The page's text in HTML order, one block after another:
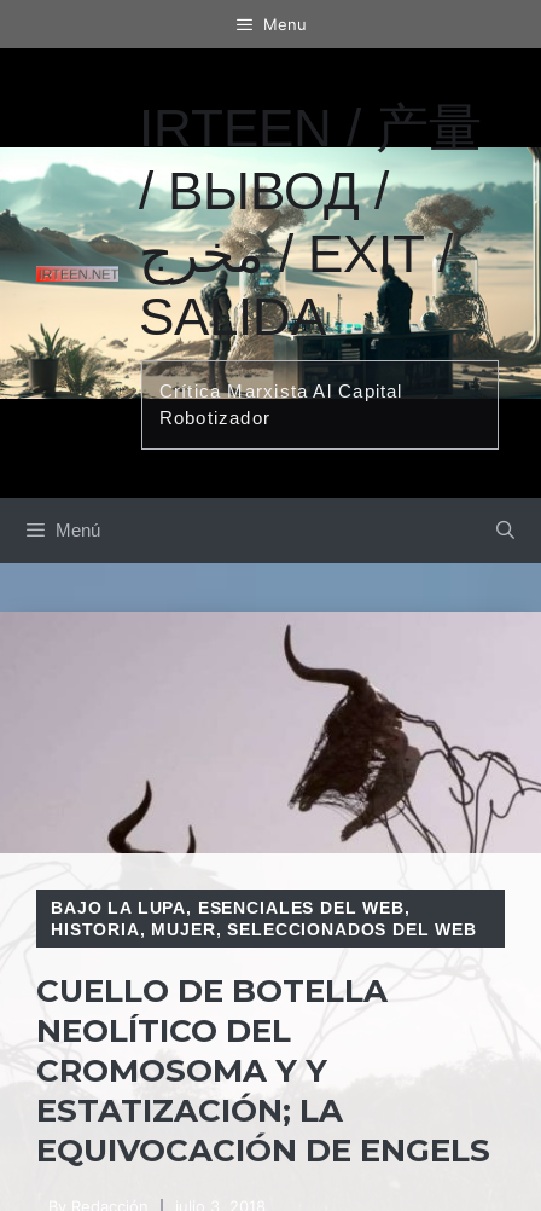
al
Menu
IRTEEN / 产量
/ ВЫВОД /
مخرج / EXIT /
SALIDA
Crítica Marxista Al Capital
Robotizador
Menú
BAJO LA LUPA, ESENCIALES DEL WEB,
HISTORIA, MUJER,SELECCIONADOS DEL WEB
CUELLO DE BOTELLA
NEOLÍTICO DEL
CROMOSOMA Y Y
ESTATIZACIÓN; LA
EQUIVOCACIÓN DE ENGELS
Redacción